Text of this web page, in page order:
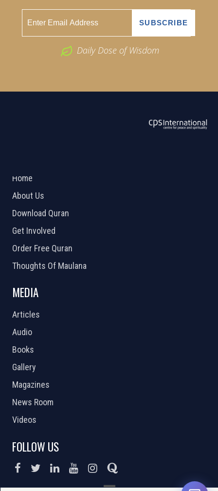
Daily Dose of Wisdom
Home
About Us
Download Quran
Get Involved
Order Free Quran
Thoughts Of Maulana
MEDIA
Articles
Audio
Books
Gallery
Magazines
News Room
Videos
FOLLOW US